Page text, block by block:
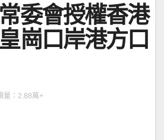
委會授權香港
崗口岸港方口
：2.88萬+